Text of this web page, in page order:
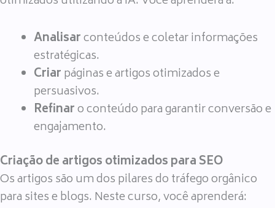
Analisarconteúdos e coletar informações
estratégicas.
Criarpáginas e artigos otimizados e
persuasivos.
Refinaro conteúdo para garantir conversão e
engajamento.
Criação de artigos otimizados para SEO
Os artigos são um dos pilares do tráfego orgânico
para sites e blogs. Neste curso, você aprenderá: